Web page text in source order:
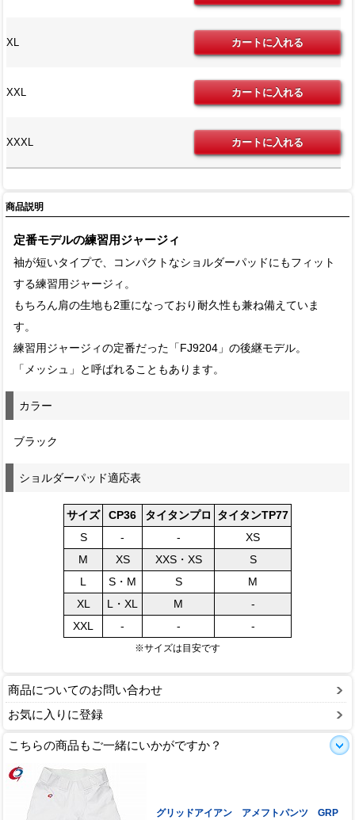
XL
XXL
XXXL
商品説明
定番モデルの練習用ジャージィ
袖が短いタイプで、コンパクトなショルダーパッドにもフィット
する練習用ジャージィ。
もちろん肩の生地も2重になっており耐久性も兼ね備えていま
す。
練習用ジャージィの定番だった「FJ9204」の後継モデル。
「メッシュ」と呼ばれることもあります。
カラー
ブラック
ショルダーパッド適応表
サイズ CP36 タイタンプロ
タイタンTP77
S
- -
XS
M
XS XXS・XS
S
L
S・M S
M
XL
L・XL M
-
XXL
- - -
※サイズは目安です
商品についてのお問い合わせ
お気に入りに登録
こちらの商品もご一緒にいかがですか？
グリッドアイアン アメフトパンツ GRP